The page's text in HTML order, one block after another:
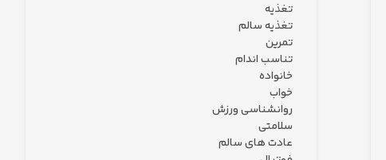
تغذیه
تغذیه سالم
تمرین
تناسب اندام
خانواده
خواب
روانشناسی ورزش
سلامتی
عادت های سالم